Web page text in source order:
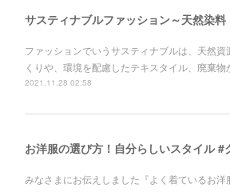
ファッションでいうサスティナブルは、天然
くりや、環境を配慮したテキスタイル、廃棄物
2021.11.28 02:58
みなさまにお伝えしました『よく着ているお洋